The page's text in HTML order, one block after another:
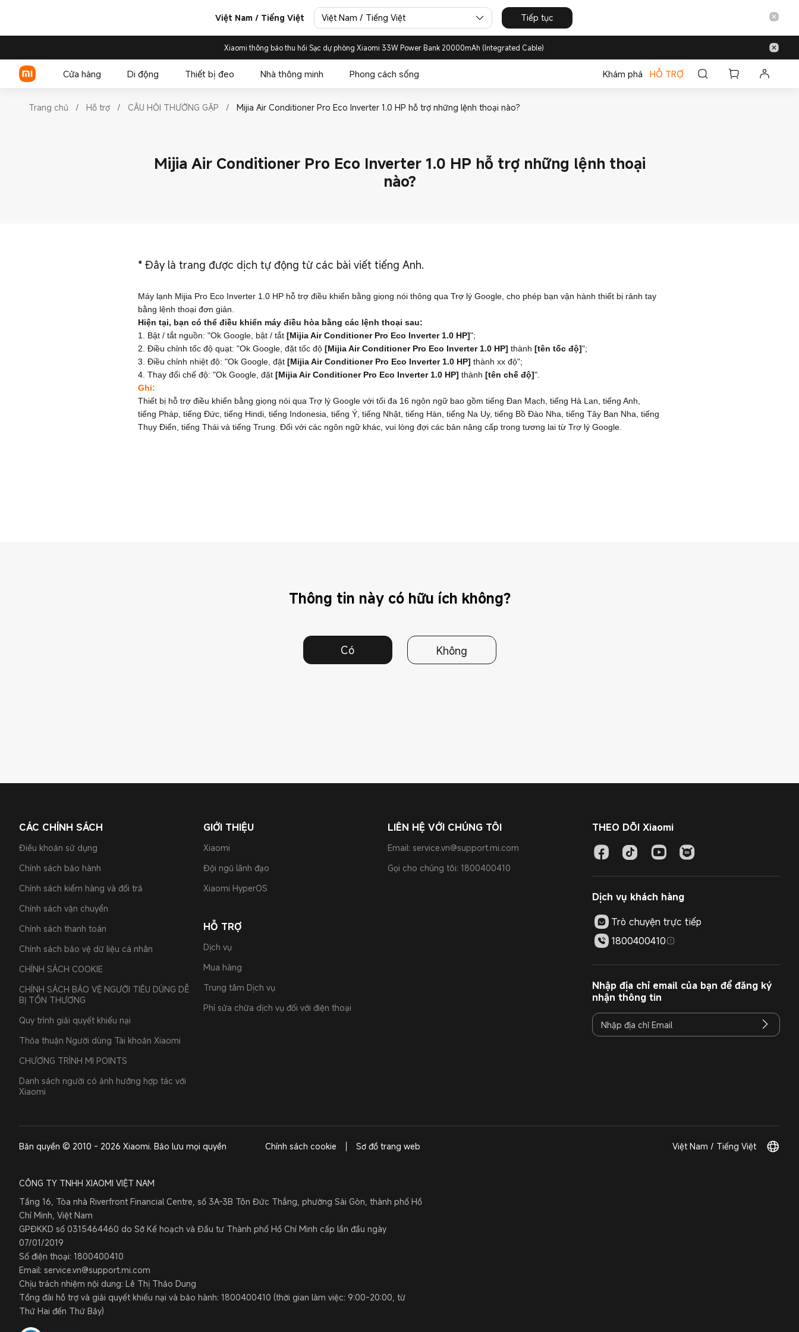
Việt Nam / Tiếng Việt Việt Nam / Tiếng Việt Tiếp tục
Xiaomi thông báo thu hồi Sạc dự phòng Xiaomi 33W Power Bank 20000mAh (Integrated Cable)
Cửa hàng Di động Thiết bị đeo Nhà thông minh Phong cách sống Khám phá HỖ TRỢ
Trang chủ / Hỗ trợ / CÂU HỎI THƯỜNG GẶP / Mijia Air Conditioner Pro Eco Inverter 1.0 HP hỗ trợ những lệnh thoại nào?
Mijia Air Conditioner Pro Eco Inverter 1.0 HP hỗ trợ những lệnh thoại
nào?
* Đây là trang được dịch tự động từ các bài viết tiếng Anh.
Máy lạnh Mijia Pro Eco Inverter 1.0 HP hỗ trợ điều khiển bằng giọng nói thông qua Trợ lý Google, cho phép bạn vận hành thiết bị rảnh tay
bằng lệnh thoại đơn giản.
Hiện tại, bạn có thể điều khiển máy điều hòa bằng các lệnh thoại sau:
1. Bật / tắt nguồn: "Ok Google, bật / tắt[Mijia Air Conditioner Pro Eco Inverter 1.0 HP]";
2. Điều chỉnh tốc độ quạt: "Ok Google, đặt tốc độ[Mijia Air Conditioner Pro Eco Inverter 1.0 HP] thành[tên tốc độ]";
3. Điều chỉnh nhiệt độ: "Ok Google, đặt [Mijia Air Conditioner Pro Eco Inverter 1.0 HP] thành xx độ";
4. Thay đổi chế độ: "Ok Google, đặt[Mijia Air Conditioner Pro Eco Inverter 1.0 HP]thành [tên chế độ]".
Ghi:
Thiết bị hỗ trợ điều khiển bằng giọng nói qua Trợ lý Google với tối đa 16 ngôn ngữ bao gồm tiếng Đan Mạch, tiếng Hà Lan, tiếng Anh,
tiếng Pháp, tiếng Đức, tiếng Hindi, tiếng Indonesia, tiếng Ý, tiếng Nhật, tiếng Hàn, tiếng Na Uy, tiếng Bồ Đào Nha, tiếng Tây Ban Nha, tiếng
Thụy Điển, tiếng Thái và tiếng Trung. Đối với các ngôn ngữ khác, vui lòng đợi các bản nâng cấp trong tương lai từ Trợ lý Google.
Thông tin này có hữu ích không?
Có Không
CÁC CHÍNH SÁCH
Điều khoản sử dụng
Chính sách bảo hành
Chính sách kiểm hàng và đổi trả
Chính sách vận chuyển
Chính sách thanh toán
Chính sách bảo vệ dữ liệu cá nhân
CHÍNH SÁCH COOKIE
CHÍNH SÁCH BẢO VỆ NGƯỜI TIÊU DÙNG DỄ
BỊ TỔN THƯƠNG
Quy trình giải quyết khiếu nại
Thỏa thuận Người dùng Tài khoản Xiaomi
CHƯƠNG TRÌNH MI POINTS
Danh sách người có ảnh hưởng hợp tác với
Xiaomi
GIỚI THIỆU
Xiaomi
Đội ngũ lãnh đạo
Xiaomi HyperOS
HỖ TRỢ
Dịch vụ
Mua hàng
Trung tâm Dịch vụ
Phí sửa chữa dịch vụ đối với điện thoại
LIÊN HỆ VỚI CHÚNG TÔI
Email: service.vn@support.mi.com
Gọi cho chúng tôi: 1800400410
THEO DÕI Xiaomi
Dịch vụ khách hàng
Trò chuyện trực tiếp
1800400410
Nhập địa chỉ email của bạn để đăng ký
nhận thông tin
Bản quyền © 2010 - 2026 Xiaomi. Bảo lưu mọi quyền Chính sách cookie Sơ đồ trang web Việt Nam / Tiếng Việt
CÔNG TY TNHH XIAOMI VIỆT NAM
Tầng 16, Tòa nhà Riverfront Financial Centre, số 3A-3B Tôn Đức Thắng, phường Sài Gòn, thành phố Hồ
Chí Minh, Việt Nam
GPĐKKD số 0315464460 do Sở Kế hoạch và Đầu tư Thành phố Hồ Chí Minh cấp lần đầu ngày
07/01/2019
Số điện thoại: 1800400410
Email: service.vn@support.mi.com
Chịu trách nhiệm nội dung: Lê Thị Thảo Dung
Tổng đài hỗ trợ và giải quyết khiếu nại và bảo hành: 1800400410 (thời gian làm việc: 9:00-20:00, từ
Thứ Hai đến Thứ Bảy)